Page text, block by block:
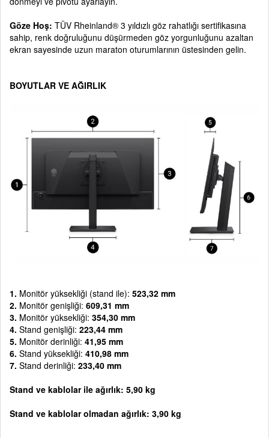
Göze Hoş: TÜV Rheinland® 3 yıldızlı göz rahatlığı sertifikasına
sahip, renk doğruluğunu düşürmeden göz yorgunluğunu azaltan
ekran sayesinde uzun maraton oturumlarının üstesinden gelin.
BOYUTLAR VE AĞIRLIK
1. Monitör yüksekliği (stand ile): 523,32 mm
2. Monitör genişliği: 609,31 mm
3. Monitör yüksekliği: 354,30 mm
4. Stand genişliği: 223,44 mm
5. Monitör derinliği: 41,95 mm
6. Stand yüksekliği: 410,98 mm
7. Stand derinliği: 233,40 mm
Stand ve kablolar ile ağırlık: 5,90 kg
Stand ve kablolar olmadan ağırlık: 3,90 kg